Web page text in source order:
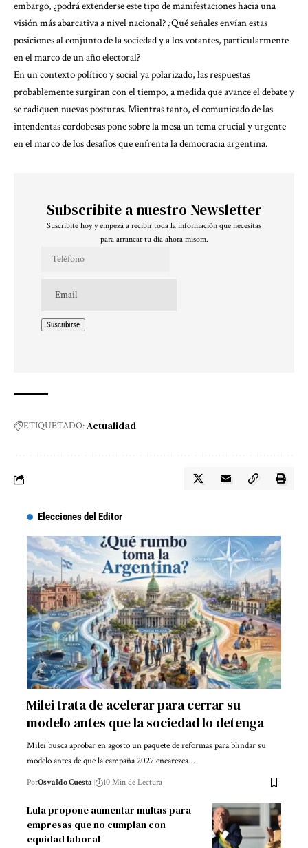
embargo, ¿podrá extenderse este tipo de manifestaciones hacia una
visión más abarcativa a nivel nacional? ¿Qué señales envían estas
posiciones al conjunto de la sociedad y a los votantes, particularmente
en el marco de un año electoral?
En un contexto político y social ya polarizado, las respuestas
probablemente surgiran con el tiempo, a medida que avance el debate y
se radiquen nuevas posturas. Mientras tanto, el comunicado de las
intendentas cordobesas pone sobre la mesa un tema crucial y urgente
en el marco de los desafíos que enfrenta la democracia argentina.
Subscribite a nuestro Newsletter
Suscribite hoy y empezá a recibir toda la información que necesitas
para arrancar tu día ahora misom.
ETIQUETADO:Actualidad
Elecciones del Editor
Milei trata de acelerar para cerrar su
modelo antes que la sociedad lo detenga
Milei busca aprobar en agosto un paquete de reformas para blindar su
modelo antes de que la campaña 2027 encarezca…
PorOsvaldo Cuesta 10 Min de Lectura
Lula propone aumentar multas para
empresas que no cumplan con
equidad laboral